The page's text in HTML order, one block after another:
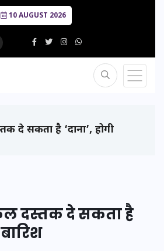
10 AUGUST 2026
दे सकता है ‘दाना’, होगी
दस्तक दे सकता है
बारिश